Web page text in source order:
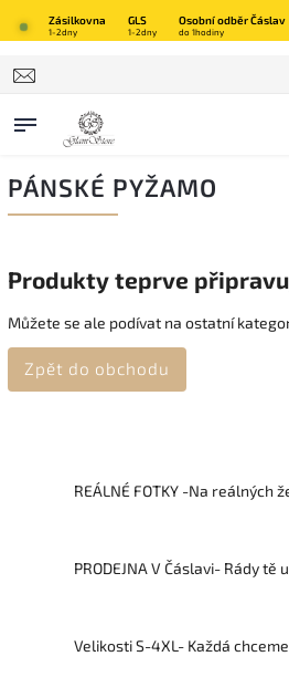
Zásilkovna GLS Osobní odběr Čáslav
1-2dny 1-2dny do 1hodiny
PÁNSKÉ PYŽAMO
Produkty teprve
Můžete se ale podívat na ostatní
Zpět do obchodu
REÁLNÉ FOTKY -Na reálných
PRODEJNA V Čáslavi- Rády tě
Velikosti S-4XL- Každá